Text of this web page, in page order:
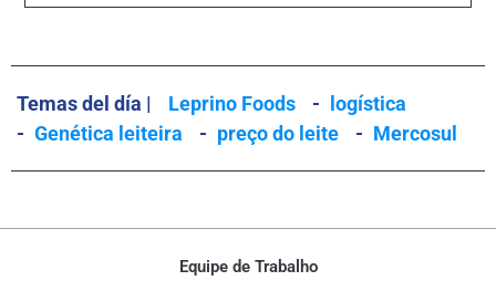
Temas del día | Leprino Foods -
logística
- Genética leiteira - preço do leite - Mercosul
Equipe de Trabalho